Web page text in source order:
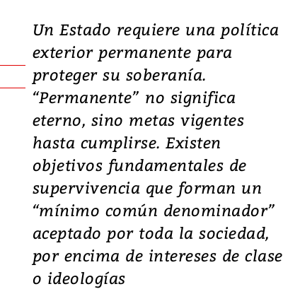
Un Estado requiere una política
exterior permanente para
proteger su soberanía.
“Permanente” no significa
eterno, sino metas vigentes
hasta cumplirse. Existen
objetivos fundamentales de
supervivencia que forman un
“mínimo común denominador”
aceptado por toda la sociedad,
por encima de intereses de clase
o ideologías